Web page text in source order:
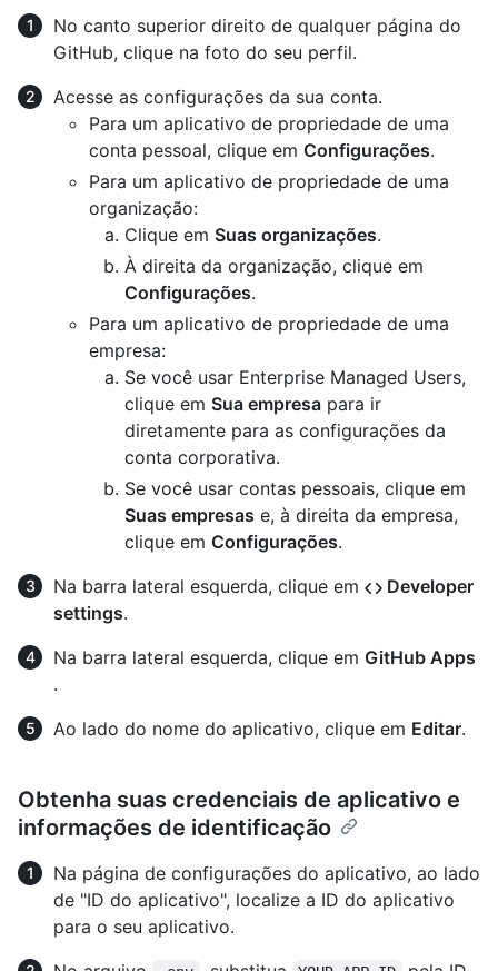
No canto superior direito de qualquer página do
GitHub, clique na foto do seu perfil.
Acesse as configurações da sua conta.
Para um aplicativo de propriedade de uma
conta pessoal, clique em Configurações.
Para um aplicativo de propriedade de uma
organização:
Clique em Suas organizações.
À direita da organização, clique em
Configurações.
Para um aplicativo de propriedade de uma
empresa:
Se você usar Enterprise Managed Users,
clique em Sua empresa para ir
diretamente para as configurações da
conta corporativa.
Se você usar contas pessoais, clique em
Suas empresas e, à direita da empresa,
clique em Configurações.
Na barra lateral esquerda, clique em
Developer
settings.
Na barra lateral esquerda, clique em GitHub Apps
.
Ao lado do nome do aplicativo, clique em Editar.
Obtenha suas credenciais de aplicativo e
informações de identificação
Na página de configurações do aplicativo, ao lado
de "ID do aplicativo", localize a ID do aplicativo
para o seu aplicativo.